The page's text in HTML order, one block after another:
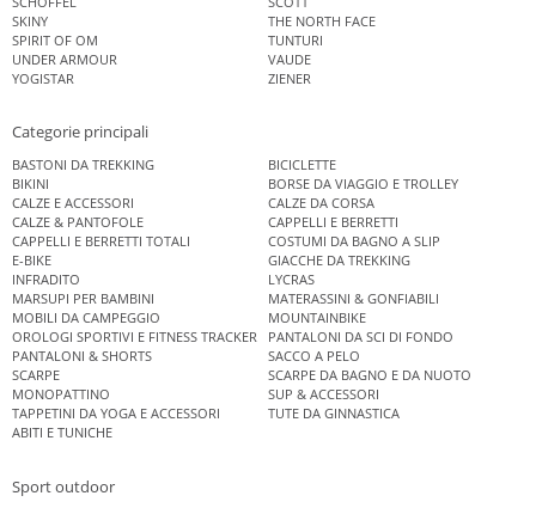
SKINY
THE NORTH FACE
SPIRIT OF OM
TUNTURI
UNDER ARMOUR
VAUDE
YOGISTAR
ZIENER
Categorie principali
BASTONI DA TREKKING
BICICLETTE
BIKINI
BORSE DA VIAGGIO E TROLLEY
CALZE E ACCESSORI
CALZE DA CORSA
CALZE & PANTOFOLE
CAPPELLI E BERRETTI
CAPPELLI E BERRETTI TOTALI
COSTUMI DA BAGNO A SLIP
E-BIKE
GIACCHE DA TREKKING
INFRADITO
LYCRAS
MARSUPI PER BAMBINI
MATERASSINI & GONFIABILI
MOBILI DA CAMPEGGIO
MOUNTAINBIKE
OROLOGI SPORTIVI E FITNESS TRACKER
PANTALONI DA SCI DI FONDO
PANTALONI & SHORTS
SACCO A PELO
SCARPE
SCARPE DA BAGNO E DA NUOTO
MONOPATTINO
SUP & ACCESSORI
TAPPETINI DA YOGA E ACCESSORI
TUTE DA GINNASTICA
ABITI E TUNICHE
Sport outdoor